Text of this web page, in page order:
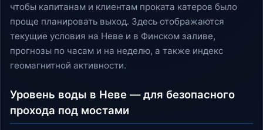
чтобы капитанам и клиентам проката катеров было
проще планировать выход. Здесь отображаются
текущие условия на Неве и в Финском заливе,
прогнозы по часам и на неделю, а также индекс
геомагнитной активности.
Уровень воды в Неве — для безопасного
прохода под мостами